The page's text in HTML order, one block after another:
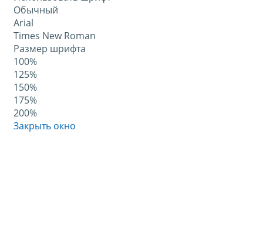
Обычный
Arial
Times New Roman
Размер шрифта
100%
125%
150%
175%
200%
Закрыть окно